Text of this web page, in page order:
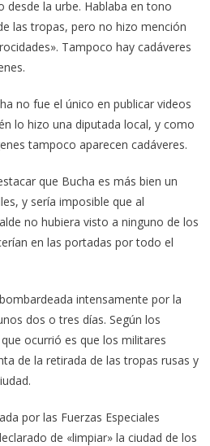
desde la urbe. Hablaba en tono
las tropas, pero no hizo mención
Tampoco hay cadáveres
no fue el único en publicar videos
lo hizo una diputada local, y como
tampoco aparecen cadáveres.
que Bucha es más bien un
y sería imposible que al
no hubiera visto a ninguno de los
en las portadas por todo el
intensamente por la
dos o tres días. Según los
ocurrió es que los militares
de la retirada de las tropas rusas y
por las Fuerzas Especiales
de «limpiar» la ciudad de los